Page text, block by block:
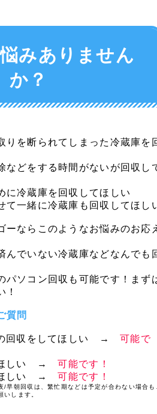
みありません
か？
りを断られてしまった冷蔵庫を
などをする時間がないが回収し
に冷蔵庫を回収してほしい
て一緒に冷蔵庫も回収してほし
ーならこのようなお悩みのお応
んでいない冷蔵庫などなんでも
パソコン回収も可能です！まず
！
質問
の回収をしてほしい →可能で
ほしい →可能です！
ほしい →可能です！
早朝回収は、繁忙期などは予定が合わない場合も
いします。